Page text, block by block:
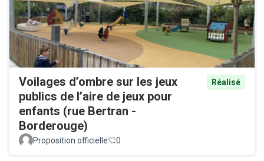
Voilages d’ombre sur les jeux
publics de l’aire de jeux pour
enfants (rue Bertran -
Borderouge)
Réalisé
Proposition officielle 0